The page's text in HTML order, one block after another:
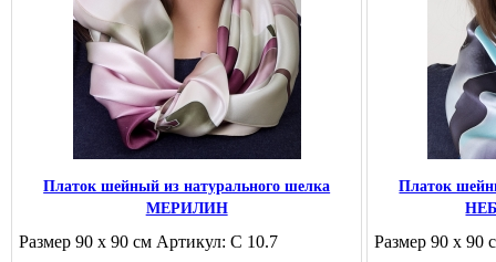
Платок шейный из натурального шелка
МЕРИЛИН
Размер 90 х 90 см Артикул: С 10.7
Платок
Размер 90 х 90